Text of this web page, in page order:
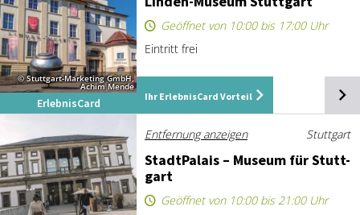
© Stuttgart-Marketing GmbH,
Achim Mende
ErlebnisCard
Geöffnet von 10:00 bis 17:00 Uhr
Eintritt frei
Ihr ErlebnisCard Vorteil
Entfernung anzeigen Stuttgart
Stadt­Pa­lais – Mu­se­um für Stutt­
gart
Geöffnet von 10:00 bis 21:00 Uhr